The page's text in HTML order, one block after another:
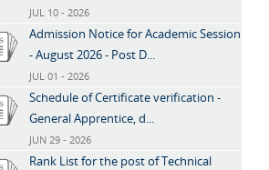
JUL 10 - 2026
Admission Notice for Academic Session
- August 2026 - Post D...
JUL 01 - 2026
Schedule of Certificate verification -
General Apprentice, d...
JUN 29 - 2026
Rank List for the post of Technical